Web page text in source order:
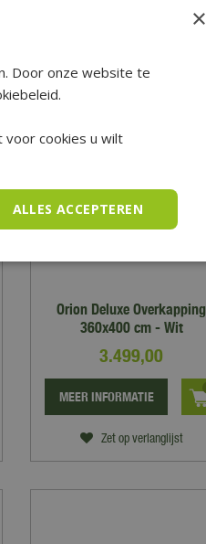
Orion Deluxe Overkapping
360x400 cm - Wit
3.499,00
Zet op verlanglijst
MEER INFORMATIE
×
Door onze website te
voor cookies u wilt
ALLES ACCEPTEREN